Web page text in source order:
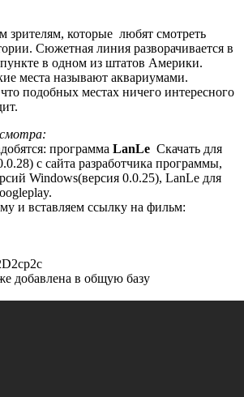
зрителям, которые любят смотреть
Сюжетная линия разворачивается в
в одном из штатов Америки.
места называют аквариумами.
подобных местах ничего интересного
программа LanLe Скачать для
с сайта разработчика программы,
Windows(версия 0.0.25), LanLe для
и вставляем ссылку на фильм:
добавлена в общую базу